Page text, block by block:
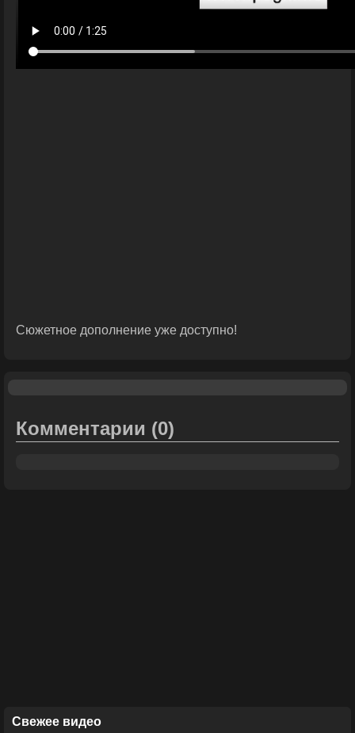
Сюжетное дополнение уже доступно!
Комментарии (0)
Свежее видео